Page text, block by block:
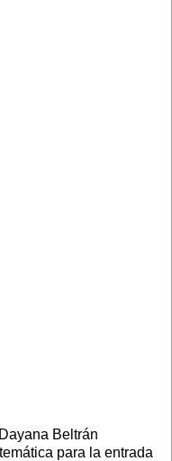
Beltrán
para la entrada